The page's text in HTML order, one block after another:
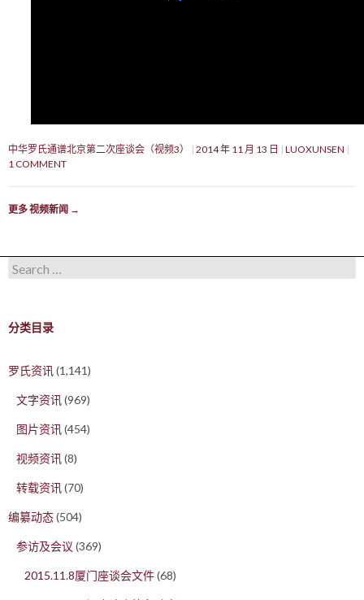
中华罗氏通谱北京第二次座谈会（视频3） 2014 年 11 月 13 日
LUOXUNSEN
1 COMMENT
更多 视频新闻 →
Search for:
分类目录
罗氏资讯(1,141)
文字资讯(969)
图片资讯(454)
视频资讯(8)
转载资讯(70)
编纂动态(504)
参访及会议 (369)
2015.11.8厦门座谈会文件(68)